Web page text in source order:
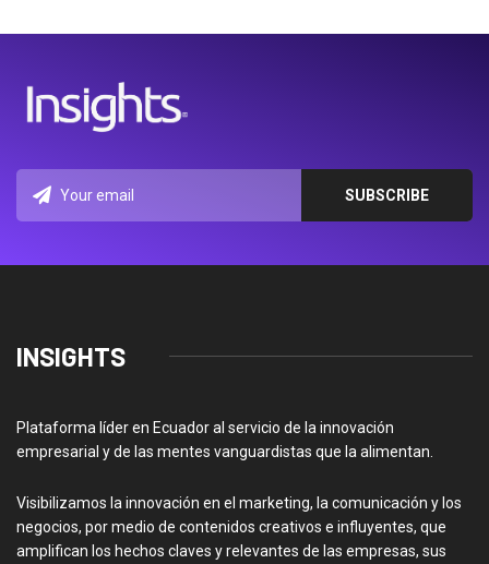
INSIGHTS
Plataforma líder en Ecuador al servicio de la innovación
empresarial y de las mentes vanguardistas que la alimentan.
Visibilizamos la innovación en el marketing, la comunicación y los
negocios, por medio de contenidos creativos e influyentes, que
amplifican los hechos claves y relevantes de las empresas, sus